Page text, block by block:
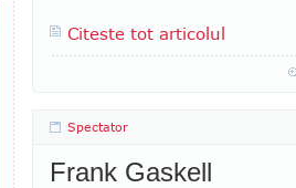
Citeste tot articolul
Spectator
Frank Gaskell